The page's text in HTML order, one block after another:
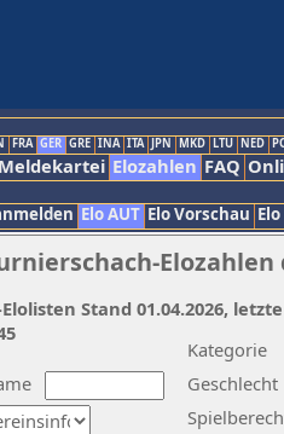
FRA GER GRE INA ITA JPN MKD LTU NED
Meldekartei Elozahlen FAQ
Elo AUT Elo Vorschau
Elozahlen
Kategorie
Geschlecht
Elolisten Stand 01.04.2026,